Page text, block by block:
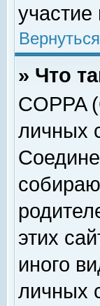
участие
» Что
COPPA
личных
этих
иного
личных